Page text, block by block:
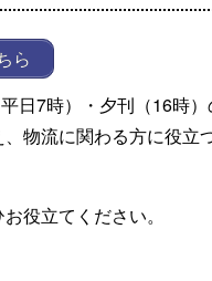
ら
日7時）・夕刊（16時）
物流に関わる方に役立
役立てください。